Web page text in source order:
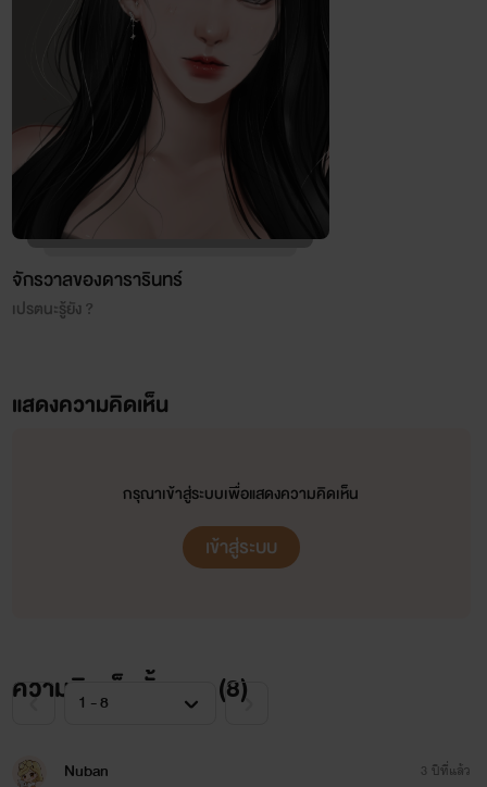
จักรวาลของดารารินทร์
เปรตนะรู้ยัง ?
แสดงความคิดเห็น
กรุณาเข้าสู่ระบบเพื่อแสดงความคิดเห็น
เข้าสู่ระบบ
ความคิดเห็นทั้งหมด (8)
Nuban 3 ปีที่แล้ว